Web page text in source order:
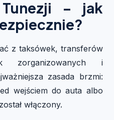
– jak
z taksówek, transferów
zorganizowanych i
zasada brzmi:
wejściem do auta albo
włączony.